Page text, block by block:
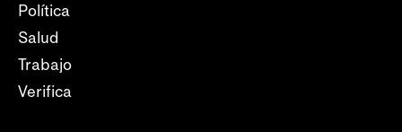
Política
Salud
Trabajo
Verifica